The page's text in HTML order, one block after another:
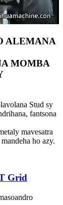
ALEMANA
MOMBA
Stud sy
fantsona
mavesatra
ho azy.
Grid